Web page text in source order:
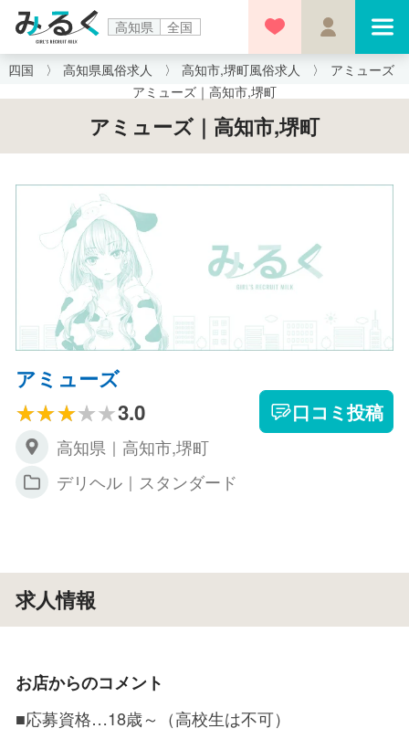
高知県 全国
四国 高知県風俗求人 高知市,堺町風俗求人
アミューズ
アミューズ｜高知市,堺町
アミューズ｜高知市,堺町
アミューズ
3.0
口コミ投稿
高知県｜高知市,堺町
デリヘル｜スタンダード
求人情報
お店からのコメント
■応募資格…18歳～（高校生は不可）